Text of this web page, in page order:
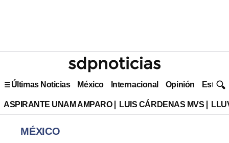
Últimas Noticias México Internacional Opinión Estilo
ASPIRANTE UNAM AMPARO LUIS CÁRDENAS MVS
MÉXICO